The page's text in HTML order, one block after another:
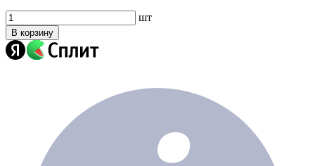
шт
В корзину